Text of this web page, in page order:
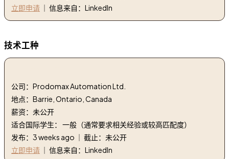
立即申请 ｜ 信息来自：LinkedIn
技术工种
公司：Prodomax Automation Ltd.
地点：Barrie, Ontario, Canada
薪资：未公开
适合国际学生： 一般（通常要求相关经验或较高匹配度）
发布：3 weeks ago ｜ 截止：未公开
立即申请 ｜ 信息来自：LinkedIn